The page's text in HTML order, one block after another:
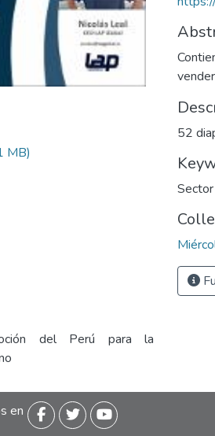
MB)
del Perú para la
52
en